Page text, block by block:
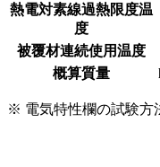
熱電対素線過熱限度温
度
被覆材連続使用温度
概算質量
※ 電気特性欄の試験方